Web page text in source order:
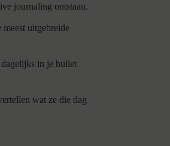
journaling ontstaan.
uitgebreide
in je bullet
wat ze die dag